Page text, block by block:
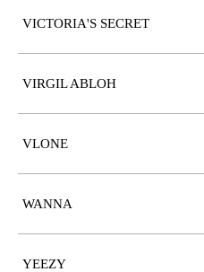
VICTORIA'S SECRET
VIRGIL ABLOH
VLONE
WANNA
YEEZY